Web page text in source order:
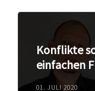
Konflikte
einfachen
01. JULI 2020